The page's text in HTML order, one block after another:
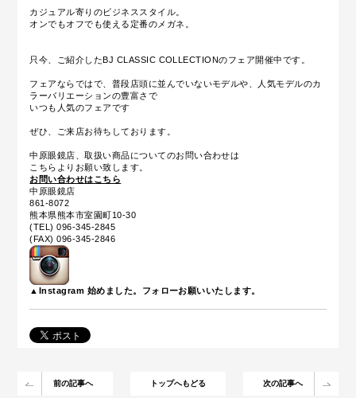
カジュアル寄りのビジネススタイル。
オンでもオフでも使える定番のメガネ。
只今、ご紹介したBJ CLASSIC COLLECTIONのフェア開催中です。
フェアならではで、普段店頭に並んでいないモデルや、人気モデルのカ
ラーバリエーションの豊富さで
いつも人気のフェアです
ぜひ、ご来店お待ちしております。
中原眼鏡店、取扱い商品についてのお問い合わせは
こちらよりお願い致します。
お問い合わせはこちら
中原眼鏡店
861-8072
熊本県熊本市室園町10-30
(TEL) 096-345-2845
(FAX) 096-345-2846
▲Instagram 始めました。フォローお願いいたします。
前の記事へ トップへもどる 次の記事へ